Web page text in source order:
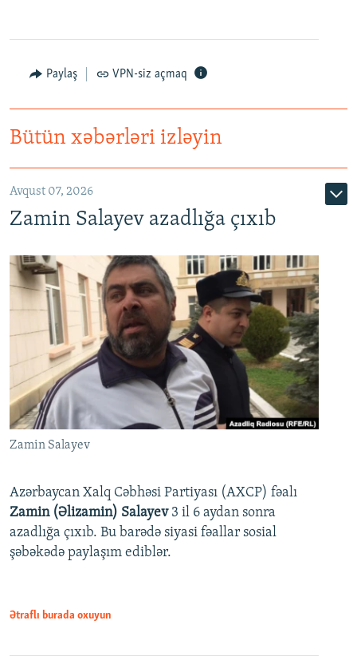
Paylaş VPN-siz açmaq
Bütün xəbərləri izləyin
Avqust 07, 2026
Zamin Salayev azadlığa çıxıb
Zamin Salayev
Azərbaycan Xalq Cəbhəsi Partiyası (AXCP) fəalı
Zamin (Əlizamin) Salayev 3 il 6 aydan sonra
azadlığa çıxıb. Bu barədə siyasi fəallar sosial
şəbəkədə paylaşım ediblər.
Ətraflı burada oxuyun